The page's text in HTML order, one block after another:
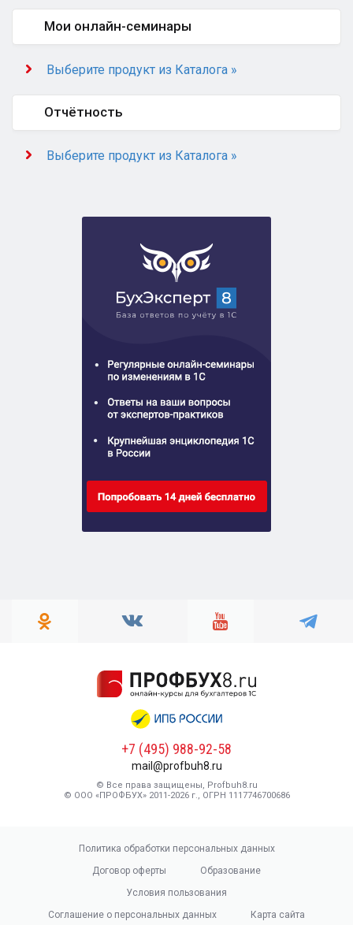
Мои онлайн-семинары
Выберите продукт из Каталога »
Отчётность
Выберите продукт из Каталога »
+7 (495) 988-92-58
mail@profbuh8.ru
© Все права защищены, Profbuh8.ru
© ООО «ПРОФБУХ» 2011-2026 г., ОГРН 1117746700686
Политика обработки персональных данных
Договор оферты
Образование
Условия пользования
Соглашение о персональных данных
Карта сайта